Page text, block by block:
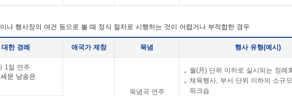
나 행사장의 여건 등으로 볼 때 정식 절차로 시행하는 것이 어렵거나 부적합한 경우
한 경례 애국가 제창 묵념 행사 유형(예시)
1절 연주
문 낭송은
묵념곡 연주
월(月) 단위 이하로 실시되는 정례
체육행사, 부서 단위 이하의 소규모
워크숍